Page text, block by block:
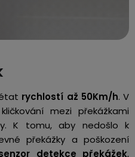
rychlostí až 50Km/h. V
mezi překážkami
K tomu, aby nedošlo k
překážky a poškození
detekce překážek,